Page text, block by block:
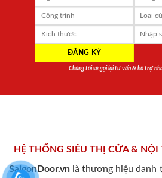
Chúng tôi sẽ gọi lại tư vấn & hỗ trợ
HỆ THỐNG SIÊU THỊ CỬA &
SaigonDoor.vn là thương hiệu danh